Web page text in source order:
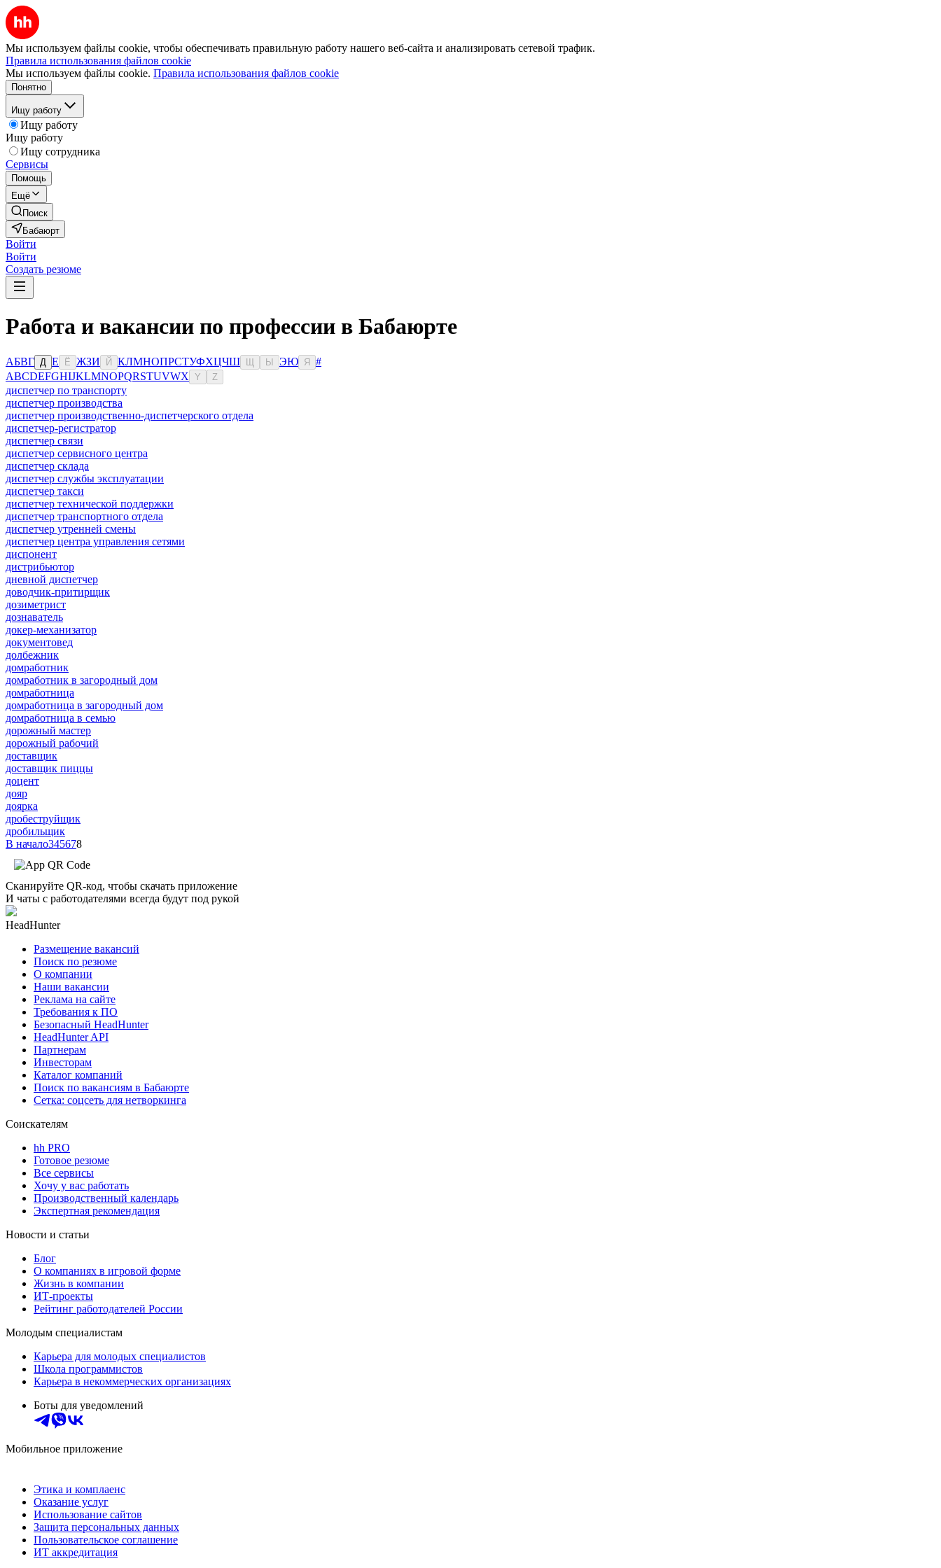
Мы используем файлы cookie, чтобы обеспечивать правильную работу нашего веб-сайта и анализировать сетевой трафик.
Правила использования файлов cookie
Мы используем файлы cookie. Правила использования файлов cookie
Понятно
Ищу работу
Ищу работу
Ищу работу
Ищу сотрудника
Сервисы
Помощь
Ещё
Поиск
Бабаюрт
Войти
Войти
Создать резюме
Работа и вакансии по профессии в Бабаюрте
АБВГ Д Е Ё ЖЗИ Й КЛМНОПРСТУФХЦЧШ Ы ЭЮ Я
#
ABCDEFGHIJKLMNOPQRSTUVWX Y Z
диспетчер по транспорту
диспетчер производства
диспетчер производственно-диспетчерского отдела
диспетчер-регистратор
диспетчер связи
диспетчер сервисного центра
диспетчер склада
диспетчер службы эксплуатации
диспетчер такси
диспетчер технической поддержки
диспетчер транспортного отдела
диспетчер утренней смены
диспетчер центра управления сетями
диспонент
дистрибьютор
дневной диспетчер
доводчик-притирщик
дозиметрист
дознаватель
докер-механизатор
документовед
долбежник
домработник
домработник в загородный дом
домработница
домработница в загородный дом
домработница в семью
дорожный мастер
дорожный рабочий
доставщик
доставщик пиццы
доцент
дояр
доярка
дробеструйщик
дробильщик
В начало345678
Сканируйте QR-код, чтобы скачать приложение
И чаты с работодателями всегда будут под рукой
HeadHunter
Размещение вакансий
Поиск по резюме
О компании
Наши вакансии
Реклама на сайте
Требования к ПО
Безопасный HeadHunter
HeadHunter API
Партнерам
Инвесторам
Каталог компаний
Поиск по вакансиям в Бабаюрте
Сетка: соцсеть для нетворкинга
Соискателям
hh PRO
Готовое резюме
Все сервисы
Хочу у вас работать
Производственный календарь
Экспертная рекомендация
Новости и статьи
Блог
О компаниях в игровой форме
Жизнь в компании
ИТ-проекты
Рейтинг работодателей России
Молодым специалистам
Карьера для молодых специалистов
Школа программистов
Карьера в некоммерческих организациях
Боты для уведомлений
Мобильное приложение
Этика и комплаенс
Оказание услуг
Использование сайтов
Защита персональных данных
Пользовательское соглашение
ИТ аккредитация